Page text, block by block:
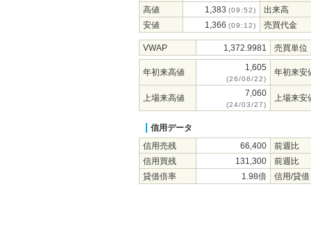
高値
1,383 (09:52)
出来高
安値
1,366 (09:12) 売買代金
VWAP 1,372.9981 売買単位
年初来高値 1,605
(26/06/22)
年初来安
上場来高値 7,060
(24/03/27)
上場来安
信用データ
信用売残
66,400
前週比
信用買残
131,300
前週比
貸借倍率
1.98倍 信用/貸借